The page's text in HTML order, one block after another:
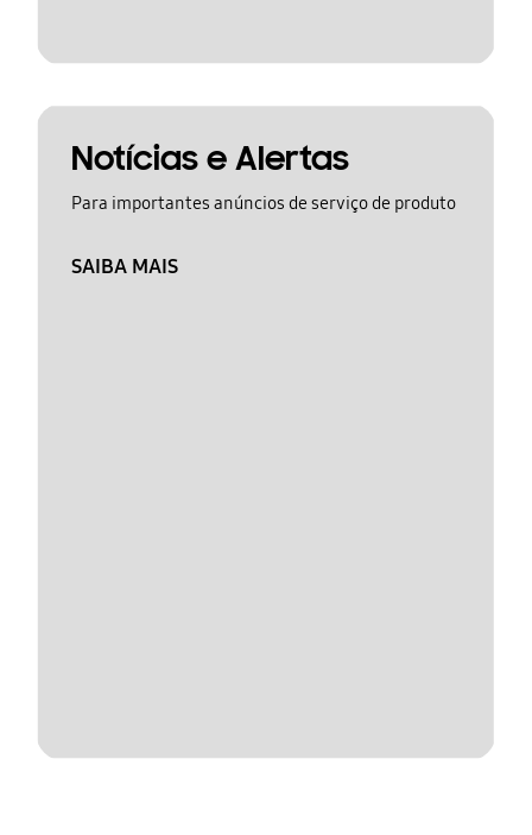
Notícias e Alertas
Para importantes anúncios de serviço de produto
SAIBA MAIS